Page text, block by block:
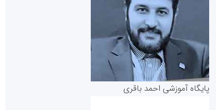
پایگاه آموزشی احمد باقری